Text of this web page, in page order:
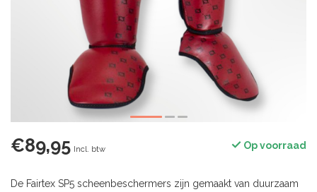
€89,95 Incl. btw Op voorraad
De Fairtex SP5 scheenbeschermers zijn gemaakt van duurzaam